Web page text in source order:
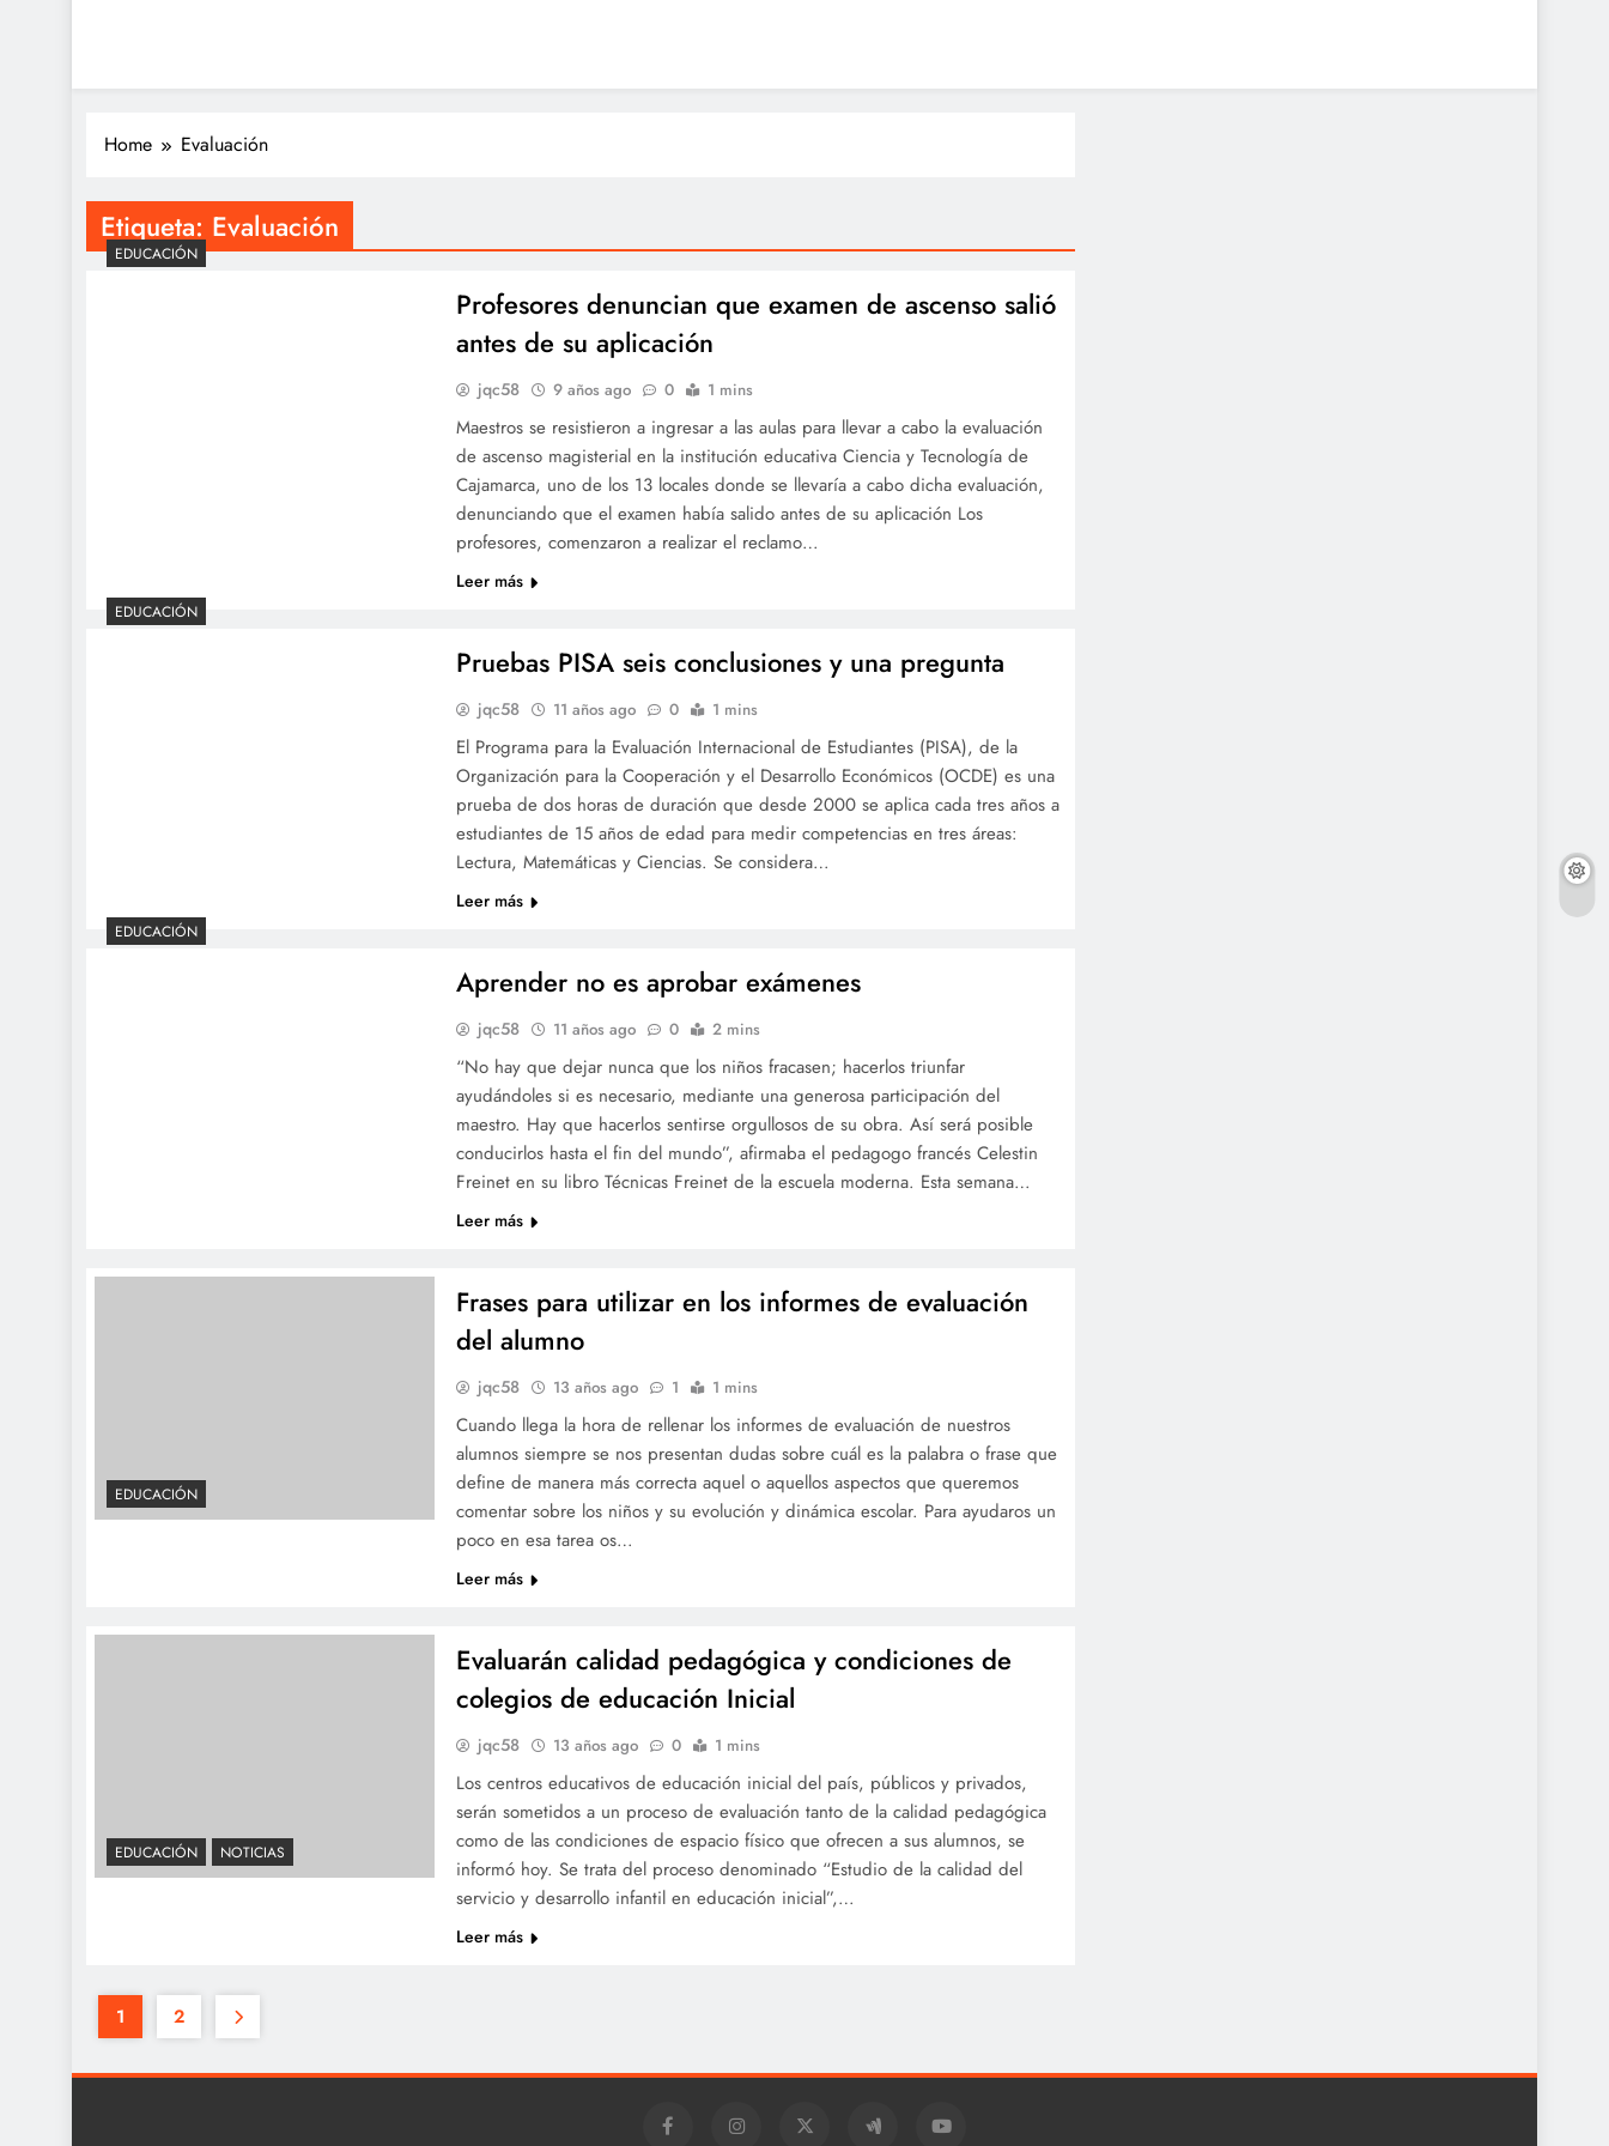
Home Evaluación
Etiqueta: Evaluación
EDUCACIÓN
Profesores denuncian que examen de ascenso salió
antes de su aplicación
jqc58 9 años ago 0 1 mins
Maestros se resistieron a ingresar a las aulas para llevar a cabo la evaluación
de ascenso magisterial en la institución educativa Ciencia y Tecnología de
Cajamarca, uno de los 13 locales donde se llevaría a cabo dicha evaluación,
denunciando que el examen había salido antes de su aplicación Los
profesores, comenzaron a realizar el reclamo…
Leer más
EDUCACIÓN
Pruebas PISA seis conclusiones y una pregunta
jqc58 11 años ago 0 1 mins
El Programa para la Evaluación Internacional de Estudiantes (PISA), de la
Organización para la Cooperación y el Desarrollo Económicos (OCDE) es una
prueba de dos horas de duración que desde 2000 se aplica cada tres años a
estudiantes de 15 años de edad para medir competencias en tres áreas:
Lectura, Matemáticas y Ciencias. Se considera…
Leer más
EDUCACIÓN
Aprender no es aprobar exámenes
jqc58 11 años ago 0 2 mins
“No hay que dejar nunca que los niños fracasen; hacerlos triunfar
ayudándoles si es necesario, mediante una generosa participación del
maestro. Hay que hacerlos sentirse orgullosos de su obra. Así será posible
conducirlos hasta el fin del mundo”, afirmaba el pedagogo francés Celestin
Freinet en su libro Técnicas Freinet de la escuela moderna. Esta semana…
Leer más
EDUCACIÓN
Frases para utilizar en los informes de evaluación
del alumno
jqc58 13 años ago 1 1 mins
Cuando llega la hora de rellenar los informes de evaluación de nuestros
alumnos siempre se nos presentan dudas sobre cuál es la palabra o frase que
define de manera más correcta aquel o aquellos aspectos que queremos
comentar sobre los niños y su evolución y dinámica escolar. Para ayudaros un
poco en esa tarea os…
Leer más
EDUCACIÓN NOTICIAS
Evaluarán calidad pedagógica y condiciones de
colegios de educación Inicial
jqc58 13 años ago 0 1 mins
Los centros educativos de educación inicial del país, públicos y privados,
serán sometidos a un proceso de evaluación tanto de la calidad pedagógica
como de las condiciones de espacio físico que ofrecen a sus alumnos, se
informó hoy. Se trata del proceso denominado “Estudio de la calidad del
servicio y desarrollo infantil en educación inicial”,…
Leer más
1 2